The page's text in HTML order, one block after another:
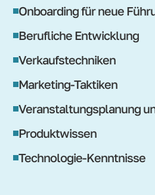
Onboarding für neue
Berufliche Entwicklung
Verkaufstechniken
Marketing-Taktiken
Veranstaltungsplanung
Produktwissen
Technologie-Kenntnisse